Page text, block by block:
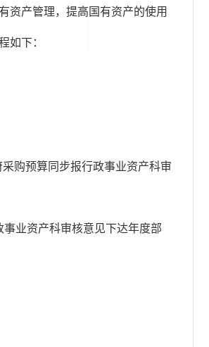
资产管理，提高国有资产的使用
如下：
购预算同步报行政事业资产科审
业资产科审核意见下达年度部